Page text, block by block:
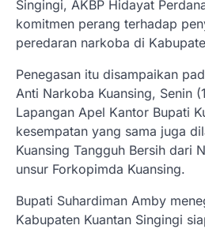
Singingi, AKBP Hidayat
komitmen perang terhadap
peredaran narkoba di
Penegasan itu disampaikan
Anti Narkoba Kuansing, Senin
Lapangan Apel Kantor Bupati
kesempatan yang sama juga
Kuansing Tangguh Bersih dari
unsur Forkopimda Kuansing.
Bupati Suhardiman Amby
Kabupaten Kuantan Singingi